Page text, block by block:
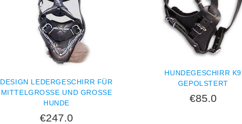
DESIGN LEDERGESCHIRR FÜR
MITTELGROSSE UND GROSSE HU
NDE
€247.0
HUNDEGESCHIRR K9
GEPOLSTERT
€85.0